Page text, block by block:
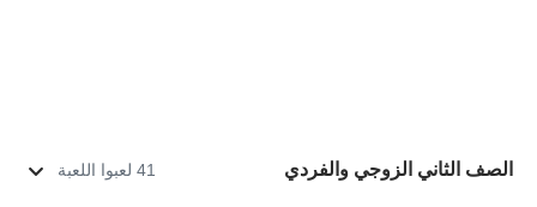
الصف الثاني الزوجي والفردي 41 لعبوا اللعبة